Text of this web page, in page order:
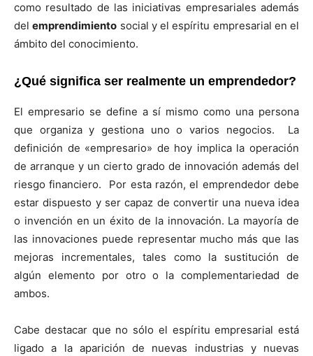
como resultado de las iniciativas empresariales además
delemprendimiento social y el espíritu empresarial en el
ámbito del conocimiento.
¿Qué significa ser realmente un emprendedor?
El empresario se define a sí mismo como una persona
que organiza y gestiona uno o varios negocios. La
definición de «empresario» de hoy implica la operación
de arranque y un cierto grado de innovación además del
riesgo financiero. Por esta razón, el emprendedor debe
estar dispuesto y ser capaz de convertir una nueva idea
o invención en un éxito de la innovación. La mayoría de
las innovaciones puede representar mucho más que las
mejoras incrementales, tales como la sustitución de
algún elemento por otro o la complementariedad de
ambos.
Cabe destacar que no sólo el espíritu empresarial está
ligado a la aparición de nuevas industrias y nuevas